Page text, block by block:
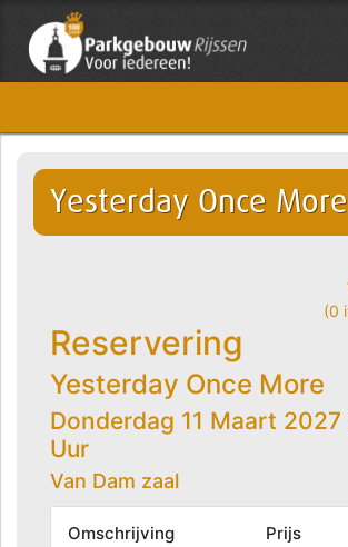
Yesterday Once More